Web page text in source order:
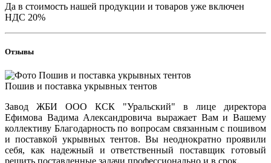
Да в стоимость нашей продукции и товаров уже включен
НДС 20%
Отзывы
Пошив и поставка укрывных тентов
Завод ЖБИ ООО КСК "Уральский" в лице директора
Ефимова Вадима Александровича выражает Вам и Вашему
коллективу Благодарность по вопросам связанным с пошивом
и поставкой укрывных тентов. Вы неоднократно проявили
себя, как надежный и ответственный поставщик готовый